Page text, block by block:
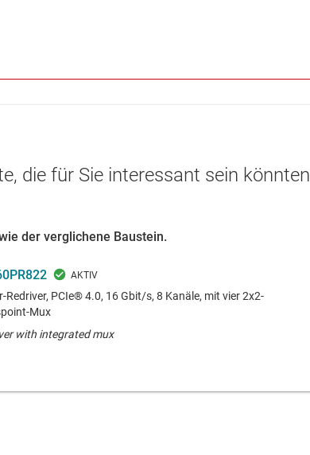
die für Sie interessant sein könnten
der verglichene Baustein.
Redriver, PCIe® 4.0, 16 Gbit/s, 8 Kanäle, mit vier 2x2-
Mux
with integrated mux